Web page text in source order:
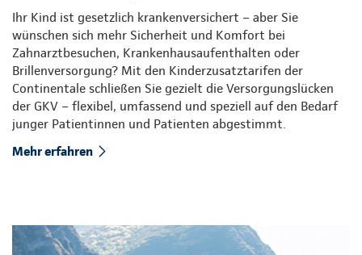
Ihr Kind ist gesetzlich krankenversichert – aber Sie
wünschen sich mehr Sicherheit und Komfort bei
Zahnarztbesuchen, Krankenhausaufenthalten oder
Brillenversorgung? Mit den Kinderzusatztarifen der
Continentale schließen Sie gezielt die Versorgungslücken
der GKV – flexibel, umfassend und speziell auf den Bedarf
junger Patientinnen und Patienten abgestimmt.
Mehr erfahren